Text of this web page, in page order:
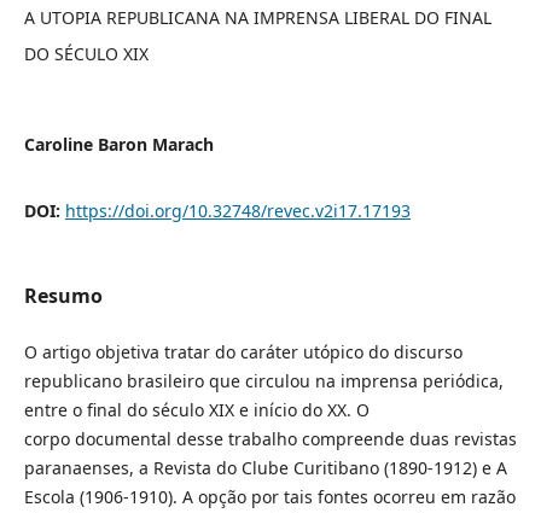
A UTOPIA REPUBLICANA NA IMPRENSA LIBERAL DO FINAL
DO SÉCULO XIX
Caroline Baron Marach
DOI: https://doi.org/10.32748/revec.v2i17.17193
Resumo
O artigo objetiva tratar do caráter utópico do discurso
republicano brasileiro que circulou na imprensa periódica,
entre o final do século XIX e início do XX. O
corpo documental desse trabalho compreende duas revistas
paranaenses, a Revista do Clube Curitibano (1890-1912) e A
Escola (1906-1910). A opção por tais fontes ocorreu em razão